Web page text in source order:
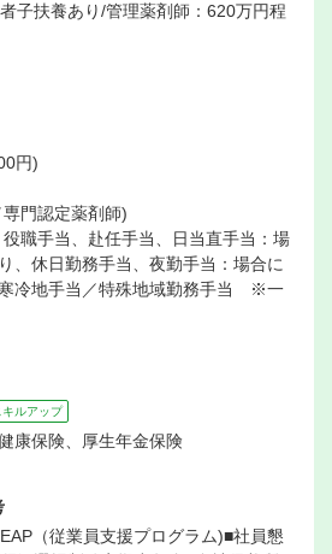
子扶養あり/管理薬剤師：620万円程
円)
門認定薬剤師)
職手当、赴任手当、日当直手当：場
、休日勤務手当、夜勤手当：場合に
冷地手当／特殊地域勤務手当 ※一
キルアップ
康保険、厚生年金保険
（従業員支援プログラム)■社員懇